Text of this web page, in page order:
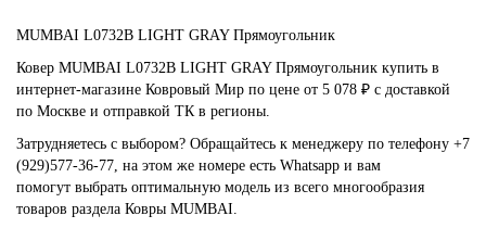
MUMBAI L0732B LIGHT GRAY Прямоугольник
Ковер MUMBAI L0732B LIGHT GRAY Прямоугольник купить в
интернет-магазине Ковровый Мир по цене от 5 078 ₽ с доставкой
по Москве и отправкой ТК в регионы.
Затрудняетесь с выбором? Обращайтесь к менеджеру по телефону +7
(929)577-36-77, на этом же номере есть Whatsapp и вам
помогут выбрать оптимальную модель из всего многообразия
товаров раздела Ковры MUMBAI.